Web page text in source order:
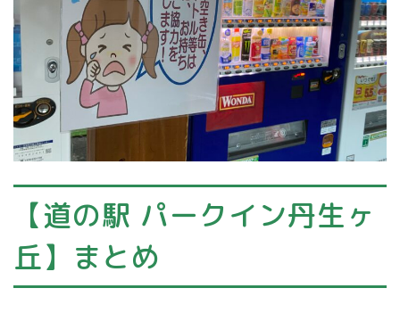
【道の駅 パークイン丹生ヶ
丘】まとめ